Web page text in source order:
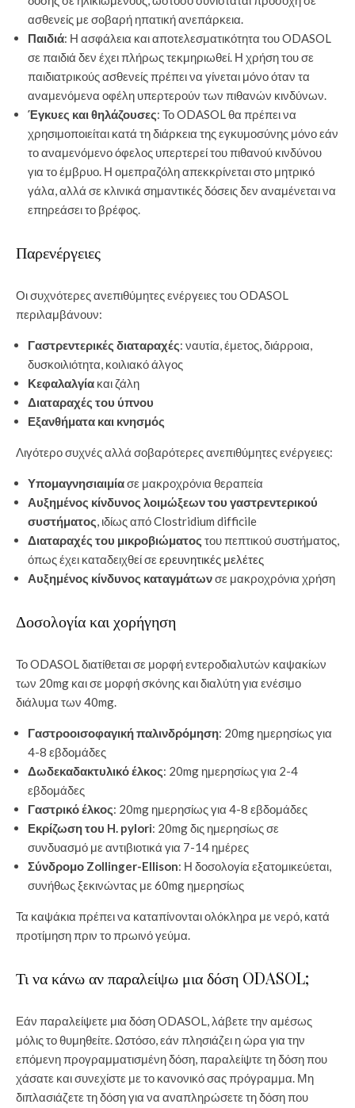
ασθενείς με σοβαρή ηπατική ανεπάρκεια.
Παιδιά: Η ασφάλεια και αποτελεσματικότητα του ODASOL
σε παιδιά δεν έχει πλήρως τεκμηριωθεί. Η χρήση του σε
παιδιατρικούς ασθενείς πρέπει να γίνεται μόνο όταν τα
αναμενόμενα οφέλη υπερτερούν των πιθανών κινδύνων.
Έγκυες και θηλάζουσες: Το ODASOL θα πρέπει να
χρησιμοποιείται κατά τη διάρκεια της εγκυμοσύνης μόνο εάν
το αναμενόμενο όφελος υπερτερεί του πιθανού κινδύνου
για το έμβρυο. Η ομεπραζόλη απεκκρίνεται στο μητρικό
γάλα, αλλά σε κλινικά σημαντικές δόσεις δεν αναμένεται να
επηρεάσει το βρέφος.
Παρενέργειες
Οι συχνότερες ανεπιθύμητες ενέργειες του ODASOL
περιλαμβάνουν:
Γαστρεντερικές διαταραχές: ναυτία, έμετος, διάρροια,
δυσκοιλιότητα, κοιλιακό άλγος
Κεφαλαλγία και ζάλη
Διαταραχές του ύπνου
Εξανθήματα και κνησμός
Λιγότερο συχνές αλλά σοβαρότερες ανεπιθύμητες ενέργειες:
Υπομαγνησιαιμίασε μακροχρόνια θεραπεία
Αυξημένος κίνδυνος λοιμώξεων του γαστρεντερικού
συστήματος, ιδίως από Clostridium difficile
Διαταραχές του μικροβιώματος του πεπτικού συστήματος,
όπως έχει καταδειχθεί σεερευνητικές μελέτες
Αυξημένος κίνδυνος καταγμάτωνσε μακροχρόνια χρήση
Δοσολογία και χορήγηση
Το ODASOL διατίθεται σε μορφή εντεροδιαλυτών καψακίων
των 20mg και σε μορφή σκόνης και διαλύτη για ενέσιμο
διάλυμα των 40mg.
Γαστροοισοφαγική παλινδρόμηση: 20mg ημερησίως για
4-8 εβδομάδες
Δωδεκαδακτυλικό έλκος: 20mg ημερησίως για 2-4
εβδομάδες
Γαστρικό έλκος: 20mg ημερησίως για 4-8 εβδομάδες
Εκρίζωση του H. pylori: 20mg δις ημερησίως σε
συνδυασμό με αντιβιοτικά για 7-14 ημέρες
Σύνδρομο Zollinger-Ellison: Η δοσολογία εξατομικεύεται,
συνήθως ξεκινώντας με 60mg ημερησίως
Τα καψάκια πρέπει να καταπίνονται ολόκληρα με νερό, κατά
προτίμηση πριν το πρωινό γεύμα.
Τι να κάνω αν παραλείψω μια δόση ODASOL;
Εάν παραλείψετε μια δόση ODASOL, λάβετε την αμέσως
μόλις το θυμηθείτε. Ωστόσο, εάν πλησιάζει η ώρα για την
επόμενη προγραμματισμένη δόση, παραλείψτε τη δόση που
χάσατε και συνεχίστε με το κανονικό σας πρόγραμμα. Μη
διπλασιάζετε τη δόση για να αναπληρώσετε τη δόση που